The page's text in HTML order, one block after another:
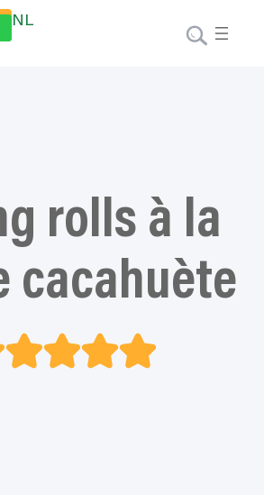
NL
rolls à la
cacahuète